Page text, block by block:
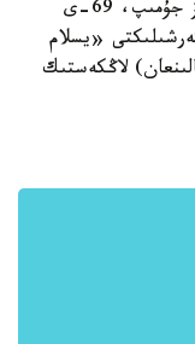
وق اشقان بولاتىن. سالدارىنان 39 ادام كوز جۇمىپ، 69-ى
«يسلام
لاڭكەستىك